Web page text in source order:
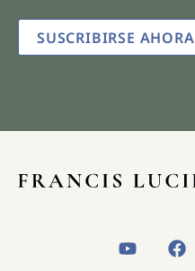
e
*
SUSCRIBIRSE AHORA
Y
o
F
a